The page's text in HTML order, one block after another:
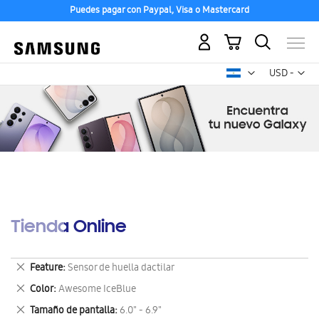
Puedes pagar con Paypal, Visa o Mastercard
USD -
dólar
Mi carrito
Tienda Online
Feature Sensor de huella dactilar
Eliminar
este
artículo
Color Awesome IceBlue
Eliminar
este
Tamaño de pantalla 6.0" - 6.9"
Eliminar